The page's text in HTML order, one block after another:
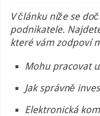
V článku níže se
podnikatele.
které vám zodpoví
Mohu pracovat
Jak správně
Elektronická